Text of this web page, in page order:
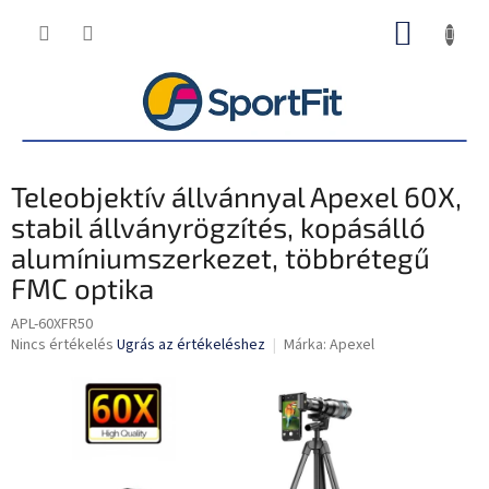
KOSÁR
Teleobjektív állvánnyal Apexel 60X,
stabil állványrögzítés, kopásálló
alumíniumszerkezet, többrétegű
FMC optika
APL-60XFR50
A
Nincs értékelés Ugrás az értékeléshez Márka: Apexel